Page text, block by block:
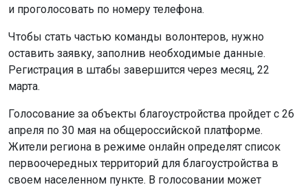
и проголосовать по номеру телефона.
Чтобы стать частью команды волонтеров, нужно
оставить заявку, заполнив необходимые данные.
Регистрация в штабы завершится через месяц, 22
марта.
Голосование за объекты благоустройства пройдет с 26
апреля по 30 мая на общероссийской платформе.
Жители региона в режиме онлайн определят список
первоочередных территорий для благоустройства в
своем населенном пункте. В голосовании может